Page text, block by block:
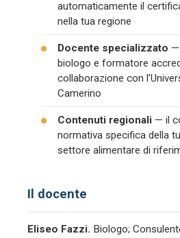
automaticamente il
nella tua regione
Docente specializzato —
biologo e formatore
collaborazione con
Camerino
Contenuti regionali — il
normativa specifica della
settore alimentare di
Il docente
Eliseo Fazzi. Biologo;